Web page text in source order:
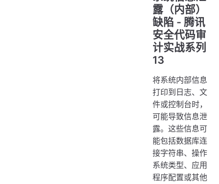
露（内部）
缺陷 - 腾讯
安全代码审
计实战系列
13
将系统内部信息
打印到日志、文
件或控制台时，
可能导致信息泄
露。这些信息可
能包括数据库连
接字符串、操作
系统类型、应用
程序配置或其他